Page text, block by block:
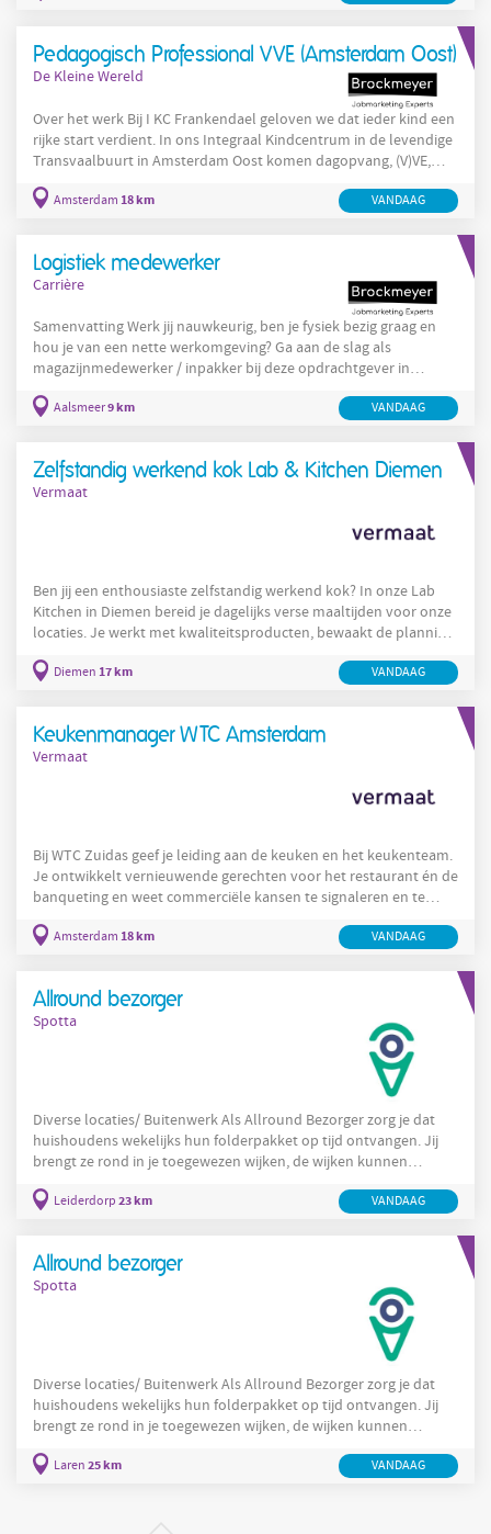
nemen richting ingebruikname eind 2026 . Je brengt structuur,
Pedagogisch Professional VVE (Amsterdam Oost)
De Kleine Wereld
Over het werk Bij I KC Frankendael geloven we dat ieder kind een
rijke start verdient. In ons Integraal Kindcentrum in de levendige
Transvaalbuurt in Amsterdam Oost komen dagopvang, (V)VE,
BSO en basisschool samen. Zo bieden we kinderen een
vertrouwde omgeving waarin zij kunnen opgroeien, spelen en
Amsterdam 18 km VANDAAG
Logistiek medewerker
Carrière
Samenvatting Werk jij nauwkeurig, ben je fysiek bezig graag en
hou je van een nette werkomgeving? Ga aan de slag als
magazijnmedewerker / inpakker bij deze opdrachtgever in
Goed werk! Over de functie Als magazijnmedewerker / inpakker
verzendklaar worden gemaakt. Een groot deel van je werk
Aalsmeer9 km VANDAAG
Zelfstandig werkend kok Lab & Kitchen Diemen
Vermaat
Ben jij een enthousiaste zelfstandig werkend kok? In onze Lab
Kitchen in Diemen bereid je dagelijks verse maaltijden voor onze
locaties. Je werkt met kwaliteitsproducten, bewaakt de planning
Join Program richten we ons op het creëren van hoogwaardige,
en precisie heerlijke
Diemen 17 km VANDAAG
Keukenmanager WTC Amsterdam
Vermaat
Bij WTC Zuidas geef je leiding aan de keuken en het keukenteam.
Je ontwikkelt vernieuwende gerechten voor het restaurant én de
banqueting en weet commerciële kansen te signaleren en te
Jouw werkplek CBRE is ’s werelds grootste commerciële
van morgen. In Amsterdam
Amsterdam 18 km VANDAAG
Allround bezorger
Spotta
Diverse locaties/ Buitenwerk Als Allround Bezorger zorg je dat
huishoudens wekelijks hun folderpakket op tijd ontvangen. Jij
brengt ze rond in je toegewezen wijken, de wijken kunnen
vakantiegeld) Wat ga je doen als Allround Bezorger? Je haalt
nieuwbouwlocaties. Je doet
Leiderdorp 23 km VANDAAG
Allround bezorger
Spotta
Diverse locaties/ Buitenwerk Als Allround Bezorger zorg je dat
huishoudens wekelijks hun folderpakket op tijd ontvangen. Jij
brengt ze rond in je toegewezen wijken, de wijken kunnen
vakantiegeld) Wat ga je doen als Allround Bezorger? Je haalt
Laren 25 km VANDAAG